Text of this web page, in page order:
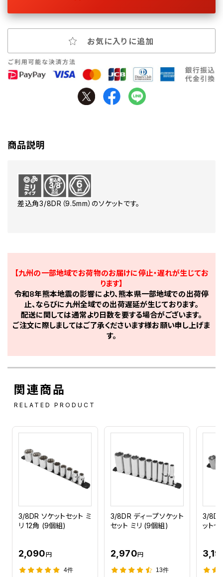
お気に入りに追加
商品説明
差込角3/8DR（9.5mm）のソケットです。
【九州の一部地域でお荷物のお届けに停止・遅れが生じてお
ります】
令和8年熊本地震の影響により、熊本県一部地域での出荷停
止、ならびに九州全域での出荷遅延が生じております。
配送に関しては通常より日数を要する場合がございます。
ご注文に際しましてはご了承くださいます様お願い申し上げま
す。
関連商品
RELATED PRODUCT
3/8DR ソケットセット ミ
リ 12角 (9個組)
2,090円
4件
3/8DR ディープソケット
セット ミリ (9個組)
2,970円
13件
3/8DR
ット